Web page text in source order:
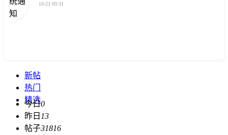
10-23 09:31
新帖
热门
精选
今日0
昨日 13
帖子31816